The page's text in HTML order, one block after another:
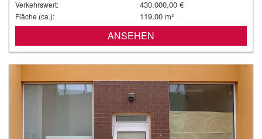
Verkehrswert:
430.000,00 €
Fläche (ca.): 119,00 m²
ANSEHEN